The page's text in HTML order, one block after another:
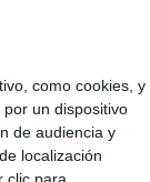
como cookies, y
un dispositivo
de audiencia y
localización
clic para